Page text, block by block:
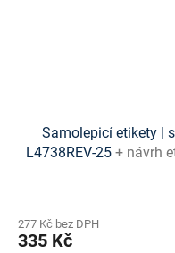
Samolepicí etikety |
L4738REV-25 + návrh
277 Kč bez DPH
335 Kč